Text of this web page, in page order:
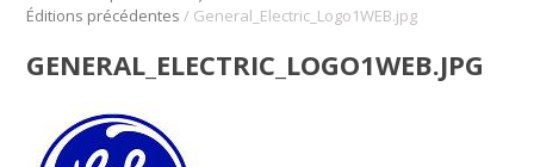
Éditions précédentes / General_Electric_Logo1WEB.jpg
GENERAL_ELECTRIC_LOGO1WEB.JPG